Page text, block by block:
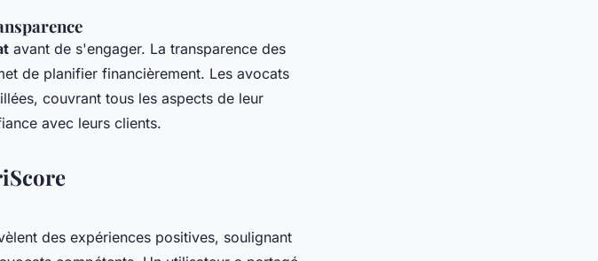
avant de s'engager. La transparence des
de planifier financièrement. Les avocats
couvrant tous les aspects de leur
avec leurs clients.
des expériences positives, soulignant